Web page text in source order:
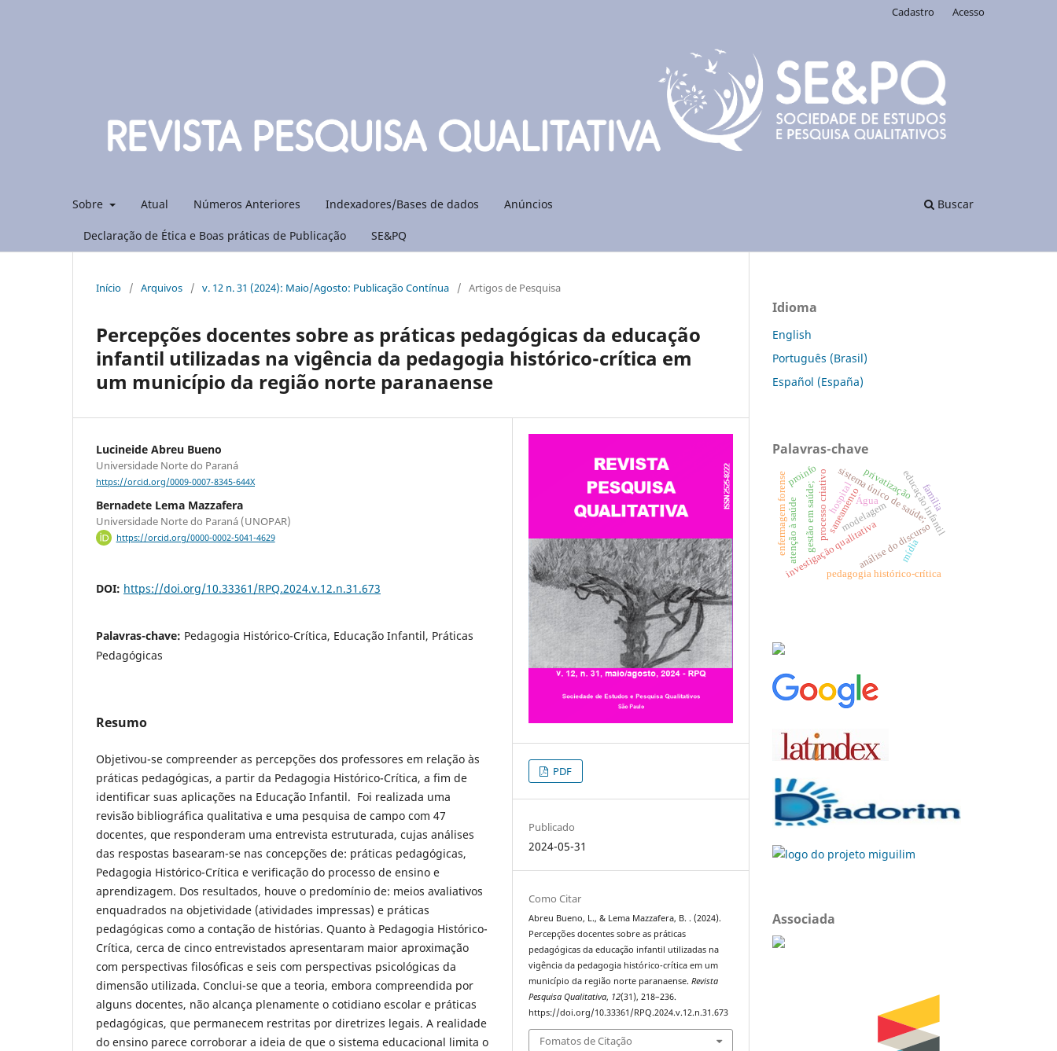
Sobre Atual Números Anteriores Indexadores/Bases de dados Anúncios
Declaração de Ética e Boas práticas de Publicação SE&PQ
Buscar
Cadastro Acesso
Início / Arquivos / v. 12 n. 31 (2024): Maio/Agosto: Publicação Contínua / Artigos de Pesquisa
Percepções docentes sobre as práticas pedagógicas da educação
infantil utilizadas na vigência da pedagogia histórico-crítica em
um município da região norte paranaense
Lucineide Abreu Bueno
Universidade Norte do Paraná
https://orcid.org/0009-0007-8345-644X
Bernadete Lema Mazzafera
Universidade Norte do Paraná (UNOPAR)
https://orcid.org/0000-0002-5041-4629
DOI: https://doi.org/10.33361/RPQ.2024.v.12.n.31.673
Palavras-chave: Pedagogia Histórico-Crítica, Educação Infantil, Práticas
Pedagógicas
Resumo
Objetivou-se compreender as percepções dos professores em relação às
práticas pedagógicas, a partir da Pedagogia Histórico-Crítica, a fim de
identificar suas aplicações na Educação Infantil. Foi realizada uma
revisão bibliográfica qualitativa e uma pesquisa de campo com 47
docentes, que responderam uma entrevista estruturada, cujas análises
das respostas basearam-se nas concepções de: práticas pedagógicas,
Pedagogia Histórico-Crítica e verificação do processo de ensino e
aprendizagem. Dos resultados, houve o predomínio de: meios avaliativos
enquadrados na objetividade (atividades impressas) e práticas
pedagógicas como a contação de histórias. Quanto à Pedagogia Histórico-
Crítica, cerca de cinco entrevistados apresentaram maior aproximação
com perspectivas filosóficas e seis com perspectivas psicológicas da
dimensão utilizada. Conclui-se que a teoria, embora compreendida por
alguns docentes, não alcança plenamente o cotidiano escolar e práticas
pedagógicas, que permanecem restritas por diretrizes legais. A realidade
do ensino parece corroborar a ideia de que o sistema educacional limita o
PDF
Publicado
2024-05-31
Como Citar
Abreu Bueno, L., & Lema Mazzafera, B. . (2024).
Percepções docentes sobre as práticas
pedagógicas da educação infantil utilizadas na
vigência da pedagogia histórico-crítica em um
município da região norte paranaense.Revista
Pesquisa Qualitativa, 12(31), 218–236.
https://doi.org/10.33361/RPQ.2024.v.12.n.31.673
Fomatos de Citação
Idioma
English
Português (Brasil)
Español (España)
Palavras-chave
investigação qualitativa
saneamento
sistema único de saúde;
pedagogia histórico-crítica
educação infantil
processo criativo modelagem
privatização
Água
análise do discurso
gestão em saúde; mídia
proinfo
enfermagem forenseatenção à saúde hospital família
Associada